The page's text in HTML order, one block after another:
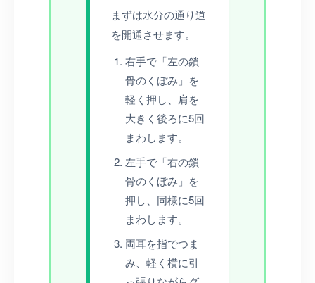
まずは水分の通り道
を開通させます。
右手で「左の鎖
骨のくぼみ」を
軽く押し、肩を
大きく後ろに5回
まわします。
左手で「右の鎖
骨のくぼみ」を
押し、同様に5回
まわします。
両耳を指でつま
み、軽く横に引